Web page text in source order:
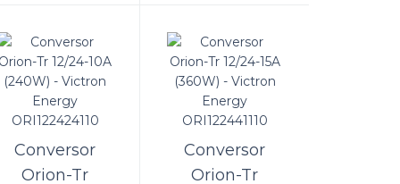
50 -
o
ORÇAMENTO
Comparar
Conversor
Orion-Tr
Conversor
Orion-Tr